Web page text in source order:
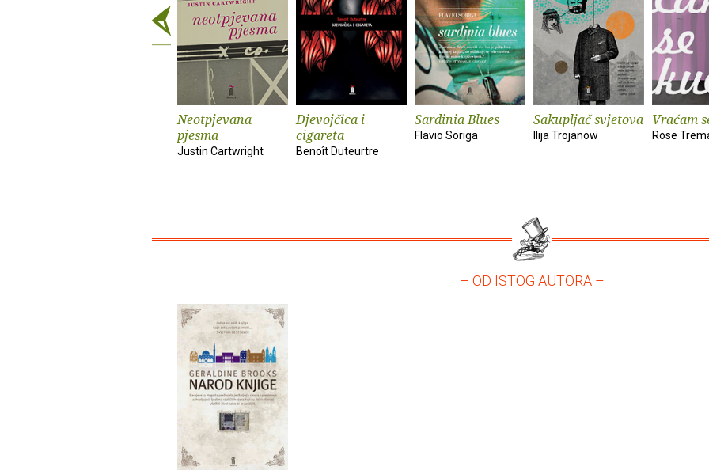
Neotpjevana
pjesma
Justin Cartwright
Djevojčica i
cigareta
Benoît Duteurtre
Sardinia Blues
Flavio Soriga
Sakupljač svjetova
Ilija Trojanow
Vraćam
Rose
– OD ISTOG AUTORA –